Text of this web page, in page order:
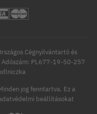
Cégnyilvántartó és
PL677-19-50-257
jog fenntartva. Ez a
beállításokat